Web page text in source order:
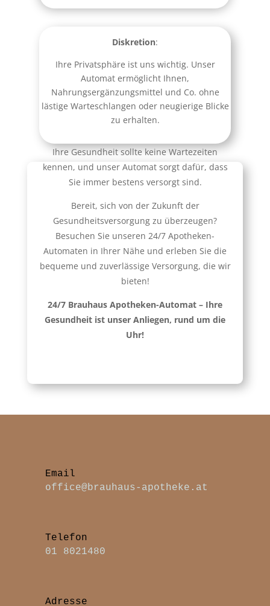
Diskretion:
Ihre Privatsphäre ist uns wichtig. Unser
Automat ermöglicht Ihnen,
Nahrungsergänzungsmittel und Co. ohne
lästige Warteschlangen oder neugierige Blicke
zu erhalten.
Ihre Gesundheit sollte keine Wartezeiten
kennen, und unser Automat sorgt dafür, dass
Sie immer bestens versorgt sind.
Bereit, sich von der Zukunft der
Gesundheitsversorgung zu überzeugen?
Besuchen Sie unseren 24/7 Apotheken-
Automaten in Ihrer Nähe und erleben Sie die
bequeme und zuverlässige Versorgung, die wir
bieten!
24/7 Brauhaus Apotheken-Automat – Ihre
Gesundheit ist unser Anliegen, rund um die
Uhr!
office@brauhaus-apotheke.at
Telefon
01 8021480
Adresse